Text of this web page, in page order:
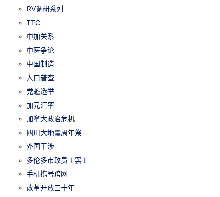
RV调研系列
TTC
中加关系
中医争论
中国制造
人口普查
党魁选举
加元汇率
加拿大政治危机
四川大地震周年祭
外国干涉
多伦多市政员工罢工
手机携号跨网
改革开放三十年